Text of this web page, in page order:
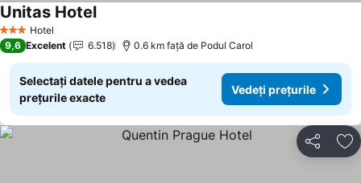
3 SteleHotel
Unitas Hotel
9,6 Excelent 6.518 0.6 km faţă de Podul Carol
Selectați datele pentru a vedea
prețurile exacte
Vedeți prețurile
Distribuiți